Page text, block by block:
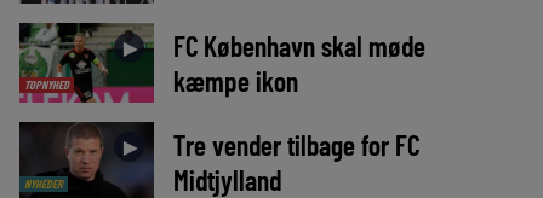
TOPNYHED
►
FC København skal møde
kæmpe ikon
NYHEDER
►
Tre vender tilbage for FC
Midtjylland